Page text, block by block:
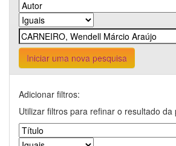
Iniciar uma nova pesquisa
Adicionar filtros:
Utilizar filtros para refinar o resultado da